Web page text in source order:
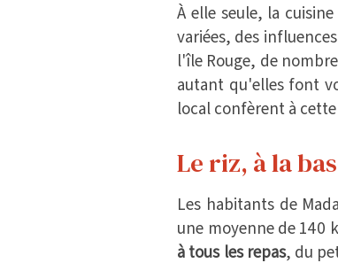
À elle seule, la
variées, des
l'île Rouge, de
autant qu'elles font
local confèrent à
Le riz, à la
Les habitants de
une moyenne de 140
à tous les repas, du